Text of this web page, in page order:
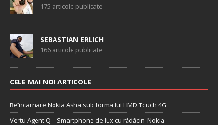
175 articole publicate
SEBASTIAN ERLICH
166 articole publicate
CELE MAI NOI ARTICOLE
Reîncarnare Nokia Asha sub forma lui HMD Touch 4G
Vertu Agent Q – Smartphone de lux cu rădăcini Nokia